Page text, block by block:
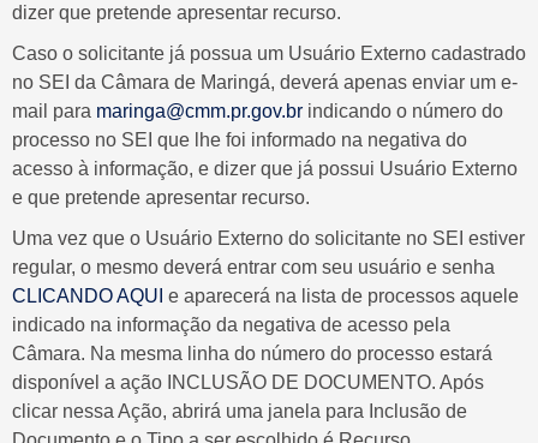
dizer que pretende apresentar recurso.
Caso o solicitante já possua um Usuário Externo cadastrado
no SEI da Câmara de Maringá, deverá apenas enviar um e-
mail para maringa@cmm.pr.gov.br indicando o número do
processo no SEI que lhe foi informado na negativa do
acesso à informação, e dizer que já possui Usuário Externo
e que pretende apresentar recurso.
Uma vez que o Usuário Externo do solicitante no SEI estiver
regular, o mesmo deverá entrar com seu usuário e senha
CLICANDO AQUI e aparecerá na lista de processos aquele
indicado na informação da negativa de acesso pela
Câmara. Na mesma linha do número do processo estará
disponível a ação INCLUSÃO DE DOCUMENTO. Após
clicar nessa Ação, abrirá uma janela para Inclusão de